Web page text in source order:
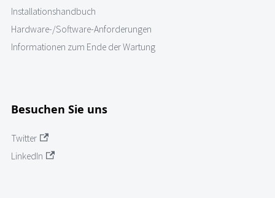
Installationshandbuch
Hardware-/Software-Anforderungen
Informationen zum Ende der Wartung
Besuchen Sie uns
Twitter
LinkedIn